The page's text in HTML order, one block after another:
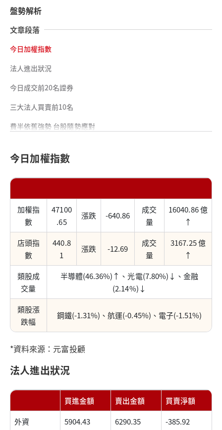
盤勢解析
文章段落
今日加權指數
法人進出狀況
今日成交前20名證券
三大法人買賣前10名
費半依舊強勢 台股隨勢應對
今日加權指數
加權指
數
47100
.65
漲跌 -640.86
成交
量
16040.86 億
↑
店頭指
數
440.8
1
漲跌 -12.69
成交
量
3167.25 億
↑
類股成
交量
半導體(46.36%)↑、光電(7.80%)↓、金融
(2.14%)↓
類股漲
跌幅
鋼鐵(-1.31%)、航運(-0.45%)、電子(-1.51%)
*資料來源：元富投顧
法人進出狀況
買進金額 賣出金額
買賣淨額
外資
5904.43 6290.35
-385.92